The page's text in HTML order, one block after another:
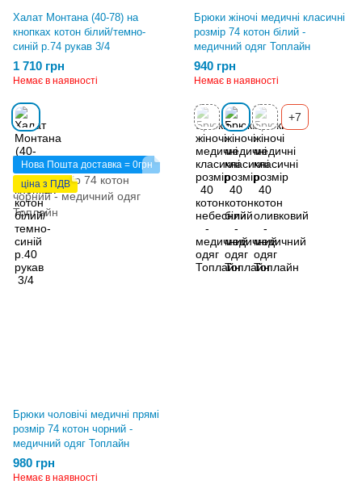
Халат Монтана (40-78) на
кнопках котон білий/темно-
синій р.74 рукав 3/4
1 710 грн
Немає в наявності
Брюки жіночі медичні класичні
розмір 74 котон білий -
медичний одяг Топлайн
940 грн
Немає в наявності
+7
Нова Пошта доставка = 0грн
ціна з ПДВ
Брюки чоловічі медичні прямі
розмір 74 котон чорний -
медичний одяг Топлайн
980 грн
Немає в наявності